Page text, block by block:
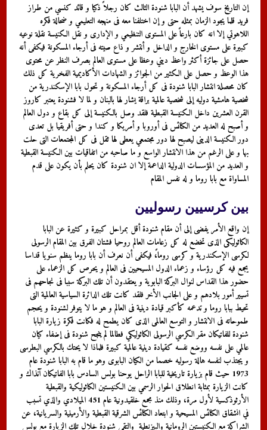
إن التاريخ سوف يشهد أن البابا شنودة الثالث كان رجلاً ذكيا و قائد كنسي من طراز
فريد قلما يجود الزمان بمثله حتى و إن اختلفنا معه فى منهجه التعليمي و ضحالة فكره
اللاهوتي إلا انه كان بارعاً على المستوى التنظيمي و الإدارى و نقل الكنيسة نقلة نوعيه
كبيرة على مستوى الخارج و الداخل و أنتشر و ذاع صيته فى أرجاء المسكونة فيكفى أنه
حصل على جائزة أكثر واعظ ديني وعظا على مستوى العالم بصرف النظر عن محتوى
هذا الوعظ و حصل على الكثير من الجوائز و الشهادات الأكاديمية الفخرية كل ذلك
كان محصلة انتشار البابا شنودة فى كل أرجاء المسكونة و تحول بابا الإسكندرية من
شخصية هامشية دوليه إلى شخصية عالمية براقة يشار لها بالبنان و لما لا فشنودة يعتبر كاروز
القرن العشرين داخل الكنيسة القبطية فلقد وصل بالكنيسة إلى كل بقاع و دول العالم
و أصبح له العديد من الكنائس فى أوروبا و أمريكا و كندا و حتى أفريقيا بل تعدى
دور الكنيسة الدينى ليصبح لها دور مجتمعي يعطى لها ثقل فى كل المجتمعات التى حلت
بها و على الرغم من هذا الانتشار الواسع و ما صاحبه من اتفاقيات بين الكنيسة القبطية
و العديد من المؤسسات الدولية الداعمة إلا ان شنودة كان يحلم بأن يكون على قدم
المساواة مع بابا روما و له نفس المقام
بين كرسيين رسوليين
إن واقع الأمر يفضى إلى أن مقام شنودة أقل بمراحل كبيرة و كثيرة عن البابا
الكاثوليكى الذى تخضع له كل زعامات العالم روحيا فشتان الفرق بين المقام الرسولى
لكرسى الإسكندرية و كرسى روما،ً فيكفى أن نعرف أن بابا روما ينظم سنويا قداسا
يجمع فيه كل رؤساء و زعماء الدول المسيحيين فى العالم و يحرص كل الزعماء على
حضور هذا القداس لنوال البركة البابوية و يعتقدون أن تلك البركة سببا فى نجاحهم فى
تسيير أمور بلادهم و على الجانب الأخر فلقد كانت تلك الدائرة السياسية العالمية التى
تحيط ببابا روما و تدعمه كأكبر قيادة دينية فى العالم و هو ما لا يتوفر لشنودة و يحجم
طموحاته فى الانتشار و التوسع العالمى الذى كان يطمح له فكانت فكرة زيارة البابا
شنودة للفاتيكان مقر الكرسي الرسولى الكاثوليكي فطالما لم ينجح شنودة فى إضفاء كيان
عالمي على نفسه ووضع نفسه كقيادة دينية عالمية كبيرة فلماذا لا يحتك بالكرسي البطرسى
و يجتذب لنفسه هالة رسوليه خصما من الكيان البابوى وهو ما قام به البابا شنودة عام
1973 حيث قام بزيارة تاريخية للبابا الراحل يوحنا بولس السادس بابا الفاتيكان آنذاك و
كانت الزيارة بمثابة انطلاق الحوار الرسمي بين الكنيستين الكاثوليكية والقبطية
الأرثوذكسية لأول مرة، وذلك منذ مجمع خلقيدونية عام 451 الميلادي والذي تسبب
في انشقاق الكنائس المسيحية و ابتعاد الكنائس الشرقية القبطية والأرمينية والسريانية، عن
الشراكة مع الكنيستين الرومانية والبيزنطية والتقى شنودة خلال تلك الزيارة مع بولس